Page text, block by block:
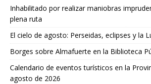
Inhabilitado por realizar maniobras
plena ruta
El cielo de agosto: Perseidas, eclipses y la
Borges sobre Almafuerte en la Biblioteca
Calendario de eventos turísticos en la
agosto de 2026